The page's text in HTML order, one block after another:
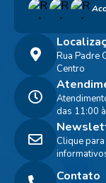
Rua Padre
Centro
Contato
das 11:00
Clique